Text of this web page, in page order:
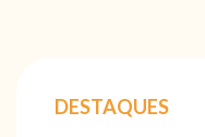
DESTAQUES